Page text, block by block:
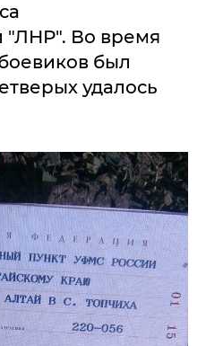
"ЛНР". Во время
был
удалось